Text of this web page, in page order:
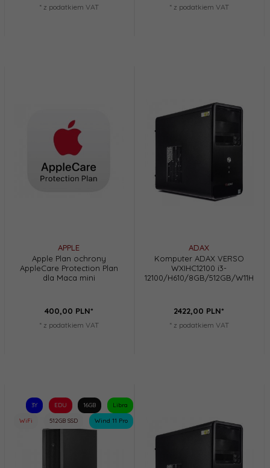
* z podatkiem VAT * z podatkiem VAT
APPLE
Apple Plan ochrony
AppleCare Protection Plan
dla Maca mini
400,00 PLN*
* z podatkiem VAT
ADAX
Komputer ADAX VERSO
WXIHC12100 i3-
12100/H610/8GB/512GB/W11H
2422,00 PLN*
* z podatkiem VAT
3Y EDU 16GB
Libra
WiFi
512GB SSD Wind 11 Pro